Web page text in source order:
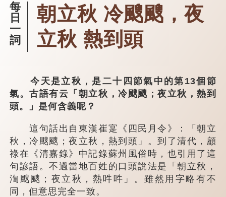
每
日
一
詞
朝立秋 冷颼颼，夜
立秋 熱到頭
今天是立秋，是二十四節氣中的第13個節
氣。古語有云「朝立秋，冷颼颼；夜立秋，熱到
頭。」是何含義呢？
這句話出自東漢崔寔《四民月令》：「朝立
秋，冷颼颼；夜立秋，熱到頭」。到了清代，顧
祿在《清嘉錄》中記錄蘇州風俗時，也引用了這
句諺語。不過當地百姓的口頭說法是「朝立秋，
渹颼颼；夜立秋，熱吽吽」。雖然用字略有不
同，但意思完全一致。